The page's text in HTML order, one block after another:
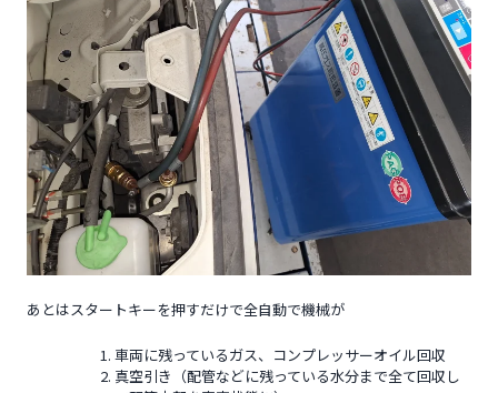
あとはスタートキーを押すだけで全自動で機械が
車両に残っているガス、コンプレッサーオイル回収
真空引き（配管などに残っている水分まで全て回収し